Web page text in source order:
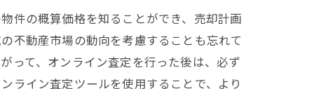
件の概算価格を知ることができ、売却計画
不動産市場の動向を考慮することも忘れて
って、オンライン査定を行った後は、必ず
ライン査定ツールを使用することで、より